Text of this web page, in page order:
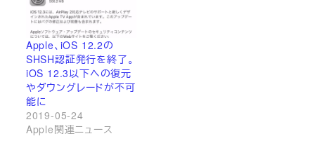
Apple、iOS 12.2の
SHSH認証発行を終了。
iOS 12.3以下への復元
やダウングレードが不可
能に
2019-05-24
Apple関連ニュース